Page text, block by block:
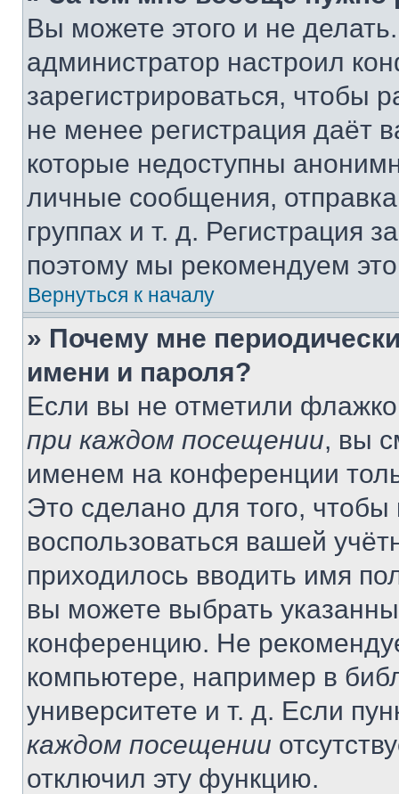
Вы можете этого и не
администратор настроил
зарегистрироваться, чтобы
не менее регистрация даёт
которые недоступны
личные сообщения,
группах и т. д. Регистрация
поэтому мы рекомендуем
Вернуться к началу
» Почему мне
имени и пароля?
Если вы не отметили
при каждом посещении, вы
именем на конференции
Это сделано для того, чтобы
воспользоваться вашей
приходилось вводить имя
вы можете выбрать
конференцию. Не
компьютере, например в
университете и т. д. Если
каждом посещении
отключил эту функцию.